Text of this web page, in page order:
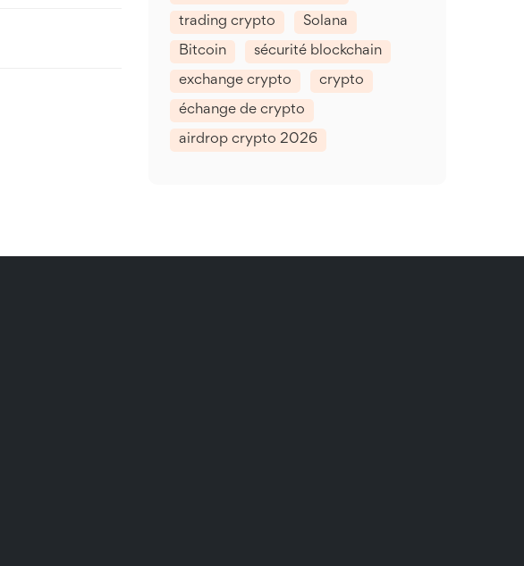
trading crypto Solana
Bitcoin sécurité blockchain
exchange crypto crypto
échange de crypto
airdrop crypto 2026